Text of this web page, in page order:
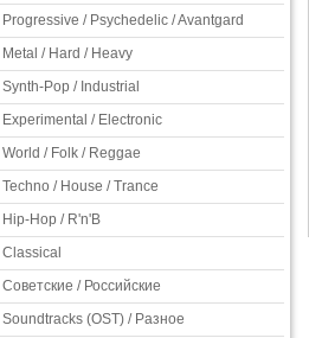
Progressive / Psychedelic / Avantgard
Metal / Hard / Heavy
Synth-Pop / Industrial
Experimental / Electronic
World / Folk / Reggae
Techno / House / Trance
Hip-Hop / R'n'B
Classical
Советские / Российские
Soundtracks (OST) / Разное